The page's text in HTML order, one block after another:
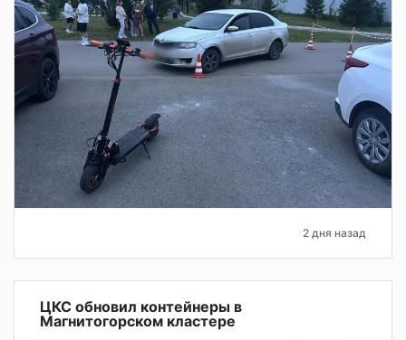
2 дня назад
ЦКС обновил контейнеры в
Магнитогорском кластере